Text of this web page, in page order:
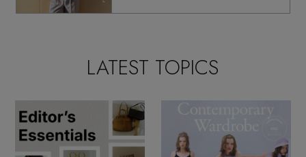
LATEST TOPICS